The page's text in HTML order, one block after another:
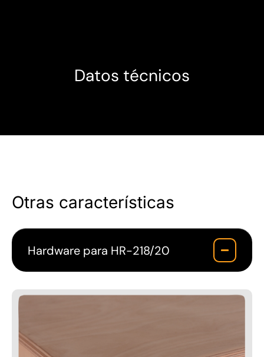
Datos técnicos
Otras características
Hardware para HR-218/20